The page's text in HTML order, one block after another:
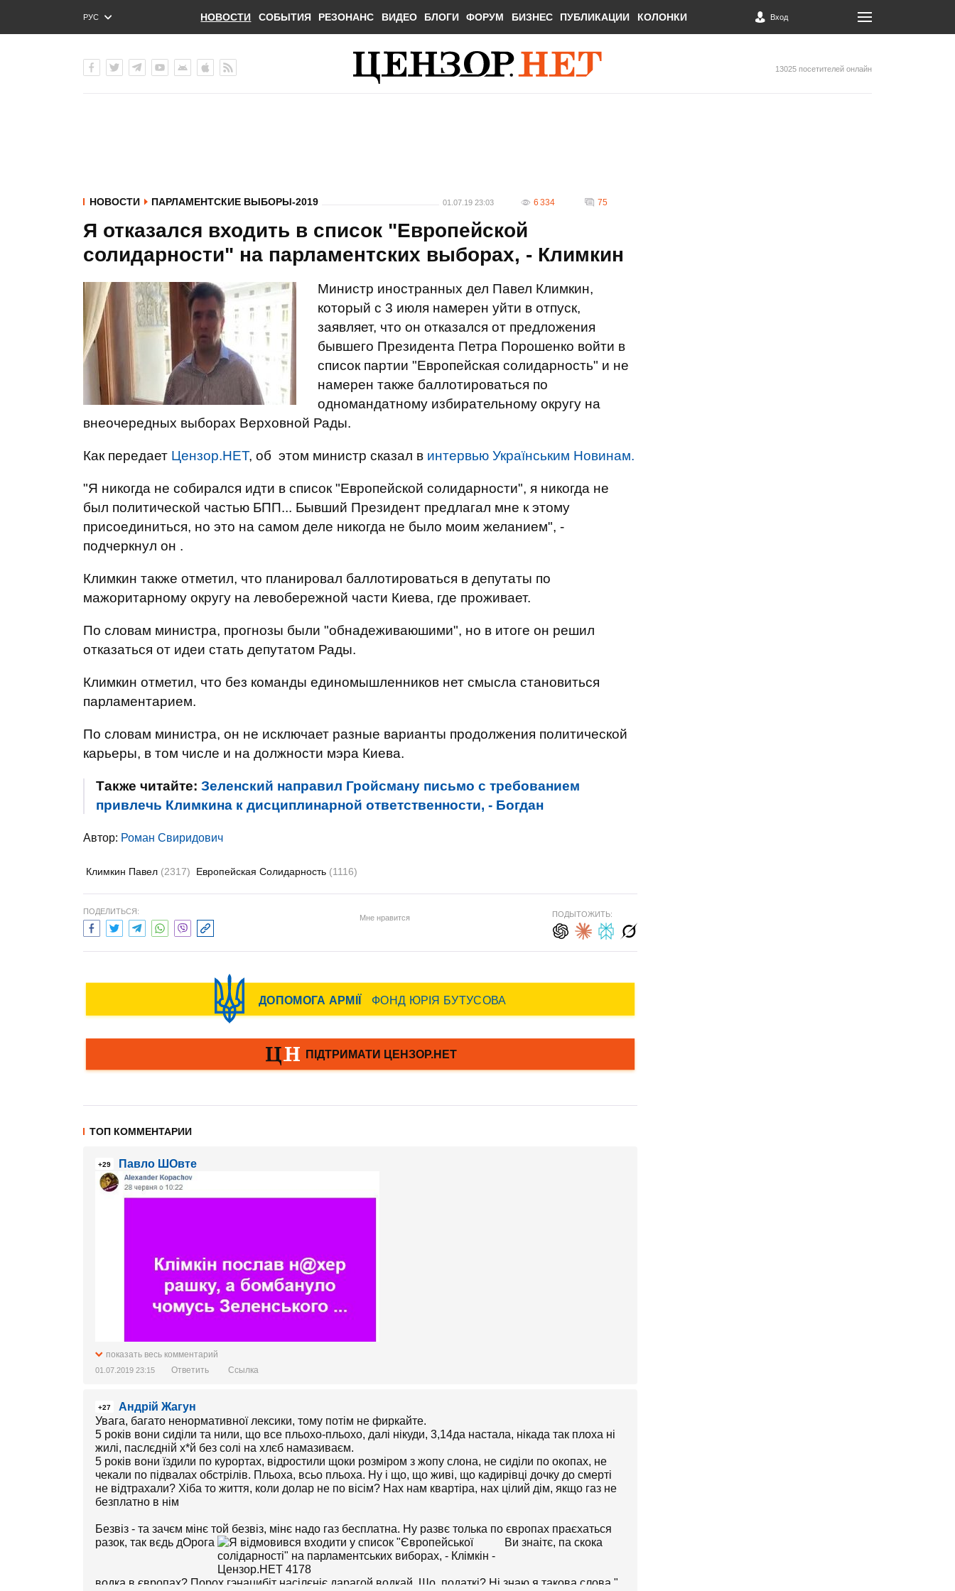
РУС
ENG
НОВОСТИ СОБЫТИЯ РЕЗОНАНС ВИДЕО БЛОГИ ФОРУМ БИЗНЕС ПУБЛИКАЦИИ КОЛОНКИ Вход
13025 посетителей онлайн
НОВОСТИ ПАРЛАМЕНТСКИЕ ВЫБОРЫ-2019 01.07.19 23:03 6 334 75
Я отказался входить в список "Европейской
солидарности" на парламентских выборах, - Климкин
Министр иностранных дел Павел Климкин,
который с 3 июля намерен уйти в отпуск,
заявляет, что он отказался от предложения
бывшего Президента Петра Порошенко войти в
список партии "Европейская солидарность" и не
намерен также баллотироваться по
одномандатному избирательному округу на
внеочередных выборах Верховной Рады.
Как передает Цензор.НЕТ, об этом министр сказал в интервью Українським Новинам.
"Я никогда не собирался идти в список "Европейской солидарности", я никогда не
был политической частью БПП... Бывший Президент предлагал мне к этому
присоединиться, но это на самом деле никогда не было моим желанием", -
подчеркнул он .
Климкин также отметил, что планировал баллотироваться в депутаты по
мажоритарному округу на левобережной части Киева, где проживает.
По словам министра, прогнозы были "обнадеживаюшими", но в итоге он решил
отказаться от идеи стать депутатом Рады.
Климкин отметил, что без команды единомышленников нет смысла становиться
парламентарием.
По словам министра, он не исключает разные варианты продолжения политической
карьеры, в том числе и на должности мэра Киева.
Также читайте: Зеленский направил Гройсману письмо с требованием
привлечь Климкина к дисциплинарной ответственности, - Богдан
Автор: Роман Свиридович
Климкин Павел (2317) Европейская Солидарность (1116)
ПОДЕЛИТЬСЯ:
Мне нравится ПОДЫТОЖИТЬ:
ТОП КОММЕНТАРИИ
+29 Павло ШОвте
показать весь комментарий
01.07.2019 23:15 Ответить Ссылка
+27
Андрій Жагун
Увага, багато ненормативної лексики, тому потім не фиркайте.
5 років вони сиділи та нили, що все пльохо-пльохо, далі нікуди, 3,14да настала, нікада так плоха ні
жилі, паслєдній х*й без солі на хлєб намазиваєм.
5 років вони їздили по курортах, відростили щоки розміром з жопу слона, не сиділи по окопах, не
чекали по підвалах обстрілів. Пльоха, всьо пльоха. Ну і що, що живі, що кадирівці дочку до смерті
не відтрахали? Хіба то життя, коли долар не по вісім? Нах нам квартіра, нах цілий дім, якщо газ не
безплатно в нім
Безвіз - та зачєм мінє той безвіз, мінє надо газ бесплатна. Ну развє толька по європах праєхаться
разок, так вєдь дОрога
Ви знаітє, па скока
водка в європах? Порох гэнацибіт насілєніє дарагой водкай. Шо, податкі? Ні знаю я такова слова "